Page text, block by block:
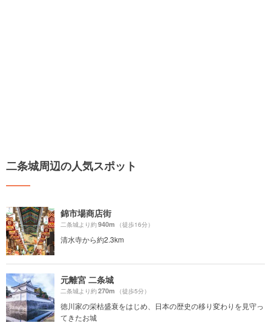
二条城周辺の人気スポット
錦市場商店街
二条城より約940m （徒歩16分）
清水寺から約2.3km
元離宮 二条城
二条城より約270m （徒歩5分）
徳川家の栄枯盛衰をはじめ、日本の歴史の移り変わりを見守っ
てきたお城